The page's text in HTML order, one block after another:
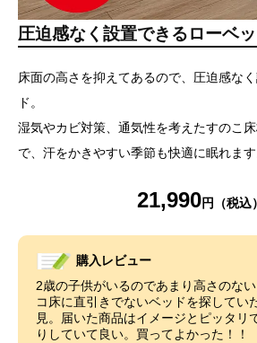
圧迫感なく設置できるローベッ
床面の高さを抑えてあるので、圧迫感な
ド。
湿気やカビ対策、通気性を考えたすのこ
で、汗をかきやすい季節も快適に眠れます
21,990
購入レビュー
2歳の子供がいるのであまり高さのな
コ床に直引きでないベッドを探してい
見。届いた商品はイメージとピッタリ
りしていて良い。買ってよかった！！